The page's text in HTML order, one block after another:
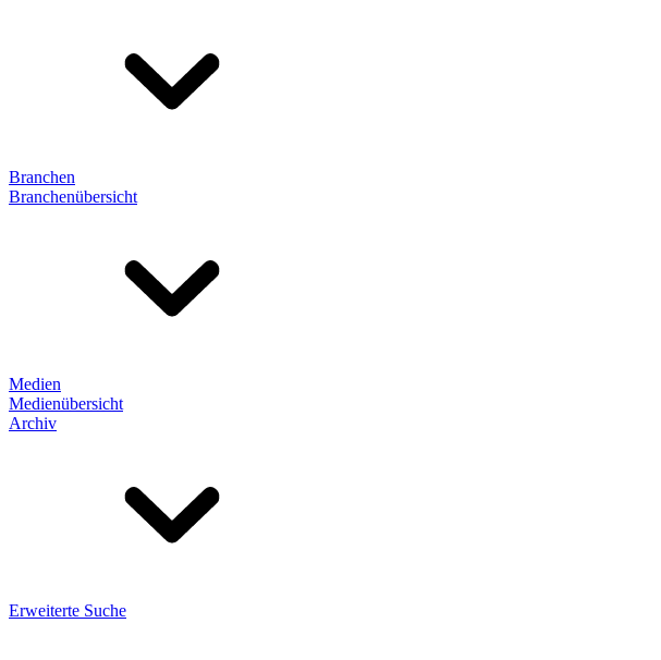
Branchen
Branchenübersicht
Medien
Medienübersicht
Archiv
Erweiterte Suche